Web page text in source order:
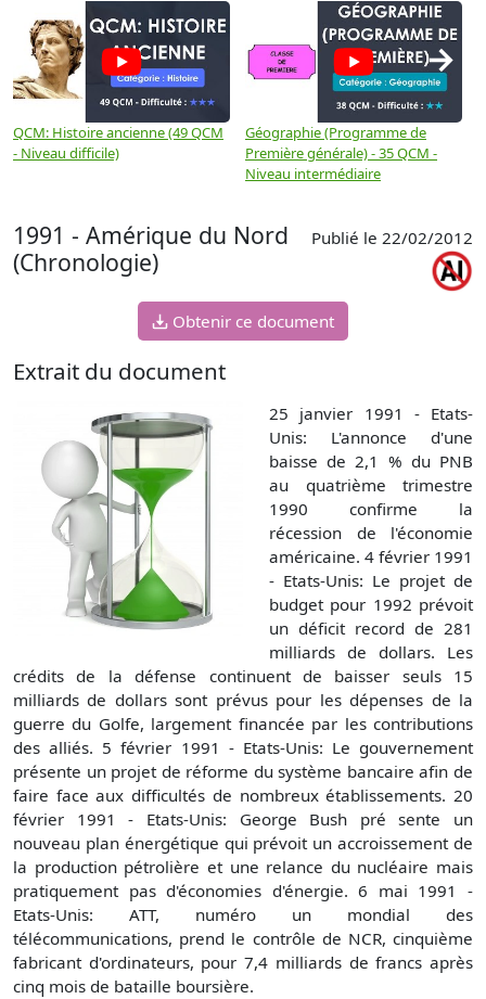
QCM: Histoire ancienne (49 QCM
- Niveau difficile)
Géographie (Programme de
Première générale) - 35 QCM -
Niveau intermédiaire
→
1991 - Amérique du Nord
(Chronologie)
Publié le 22/02/2012
Obtenir ce document
Extrait du document
25 janvier 1991 - Etats-
Unis: L'annonce d'une
baisse de 2,1 % du PNB
au quatrième trimestre
1990 confirme la
récession de l'économie
américaine. 4 février 1991
- Etats-Unis: Le projet de
budget pour 1992 prévoit
un déficit record de 281
milliards de dollars. Les
crédits de la défense continuent de baisser seuls 15
milliards de dollars sont prévus pour les dépenses de la
guerre du Golfe, largement financée par les contributions
des alliés. 5 février 1991 - Etats-Unis: Le gouvernement
présente un projet de réforme du système bancaire afin de
faire face aux difficultés de nombreux établissements. 20
février 1991 - Etats-Unis: George Bush pré sente un
nouveau plan énergétique qui prévoit un accroissement de
la production pétrolière et une relance du nucléaire mais
pratiquement pas d'économies d'énergie. 6 mai 1991 -
Etats-Unis: ATT, numéro un mondial des
télécommunications, prend le contrôle de NCR, cinquième
fabricant d'ordinateurs, pour 7,4 milliards de francs après
cinq mois de bataille boursière.